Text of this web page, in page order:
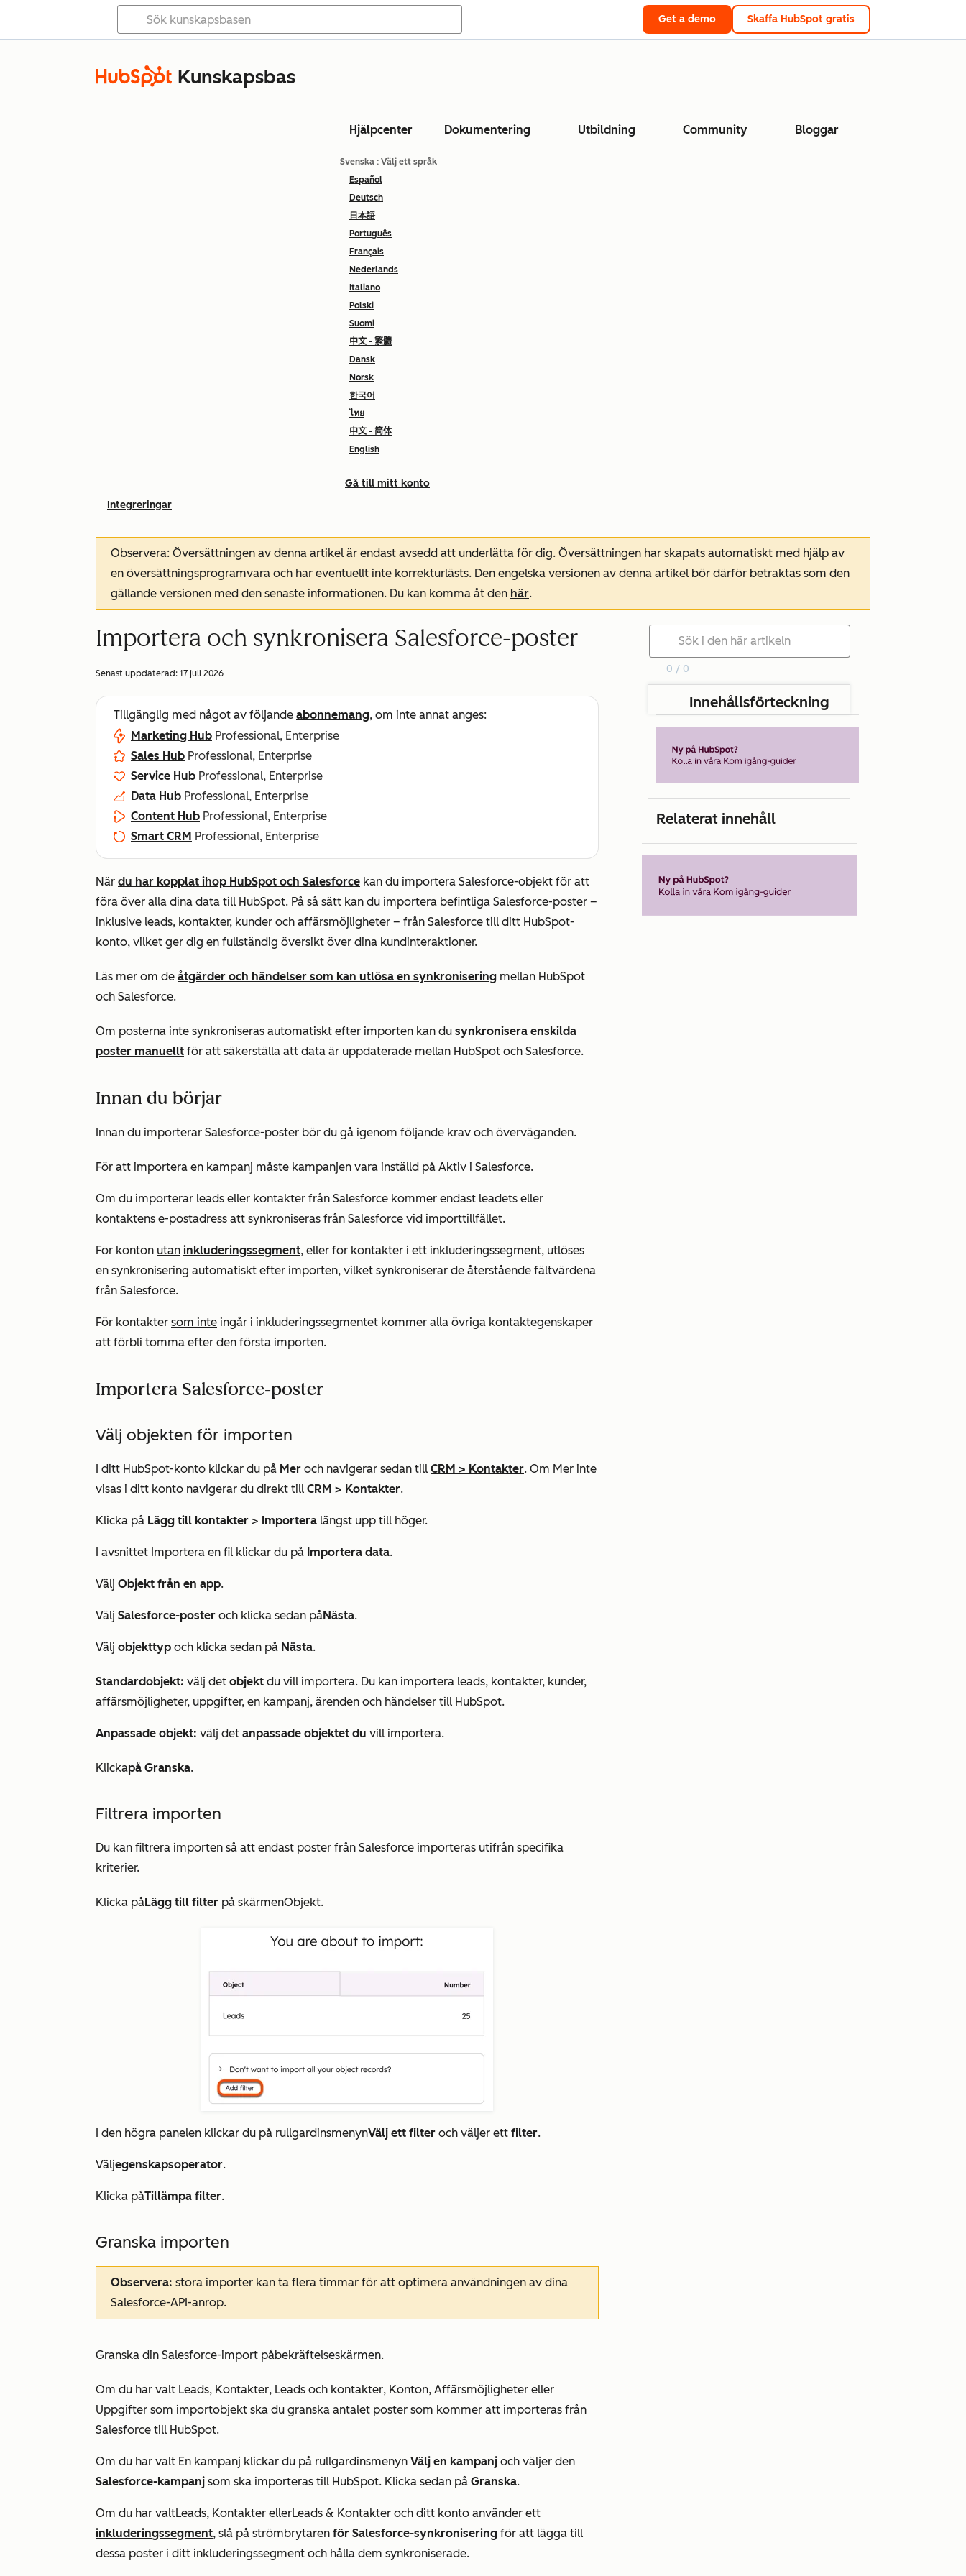
Get a demo Skaffa HubSpot gratis
Kunskapsbas
Hjälpcenter Dokumentering Utbildning Community Bloggar
Svenska : Välj ett språk
Español
Deutsch
日本語
Português
Français
Nederlands
Italiano
Polski
Suomi
中文 - 繁體
Dansk
Norsk
한국어
ไทย
中文 - 简体
English
Gå till mitt konto
Integreringar
Observera: Översättningen av denna artikel är endast avsedd att underlätta för dig. Översättningen har skapats automatiskt med hjälp av
en översättningsprogramvara och har eventuellt inte korrekturlästs. Den engelska versionen av denna artikel bör därför betraktas som den
gällande versionen med den senaste informationen. Du kan komma åt den här.
Importera och synkronisera Salesforce-poster
Senast uppdaterad: 17 juli 2026
Tillgänglig med något av följande abonnemang, om inte annat anges:
Marketing Hub Professional, Enterprise
Sales Hub Professional, Enterprise
Service Hub Professional, Enterprise
Data Hub Professional, Enterprise
Content Hub Professional, Enterprise
Smart CRM Professional, Enterprise
När du har kopplat ihop HubSpot och Salesforce kan du importera Salesforce-objekt för att
föra över alla dina data till HubSpot. På så sätt kan du importera befintliga Salesforce-poster –
inklusive leads, kontakter, kunder och affärsmöjligheter – från Salesforce till ditt HubSpot-
konto, vilket ger dig en fullständig översikt över dina kundinteraktioner.
Läs mer om de åtgärder och händelser som kan utlösa en synkronisering mellan HubSpot
och Salesforce.
Om posterna inte synkroniseras automatiskt efter importen kan du synkronisera enskilda
poster manuellt för att säkerställa att data är uppdaterade mellan HubSpot och Salesforce.
Innan du börjar
Innan du importerar Salesforce-poster bör du gå igenom följande krav och överväganden.
För att importera en kampanj måste kampanjen vara inställd på Aktiv i Salesforce.
Om du importerar leads eller kontakter från Salesforce kommer endast leadets eller
kontaktens e-postadress att synkroniseras från Salesforce vid importtillfället.
För konton utan inkluderingssegment, eller för kontakter i ett inkluderingssegment, utlöses
en synkronisering automatiskt efter importen, vilket synkroniserar de återstående fältvärdena
från Salesforce.
För kontakter som inte ingår i inkluderingssegmentet kommer alla övriga kontaktegenskaper
att förbli tomma efter den första importen.
Importera Salesforce-poster
Välj objekten för importen
I ditt HubSpot-konto klickar du på Mer och navigerar sedan till CRM > Kontakter. Om Mer inte
visas i ditt konto navigerar du direkt till CRM > Kontakter.
Klicka på Lägg till kontakter > Importera längst upp till höger.
I avsnittet Importera en fil klickar du på Importera data.
Välj Objekt från en app.
Välj Salesforce-poster och klicka sedan påNästa.
Välj objekttyp och klicka sedan på Nästa.
Standardobjekt: välj det objekt du vill importera. Du kan importera leads, kontakter, kunder,
affärsmöjligheter, uppgifter, en kampanj, ärenden och händelser till HubSpot.
Anpassade objekt: välj det anpassade objektet du vill importera.
Klickapå Granska.
Filtrera importen
Du kan filtrera importen så att endast poster från Salesforce importeras utifrån specifika
kriterier.
Klicka påLägg till filter på skärmenObjekt.
I den högra panelen klickar du på rullgardinsmenynVälj ett filter och väljer ett filter.
Väljegenskapsoperator.
Klicka påTillämpa filter.
Granska importen
Observera: stora importer kan ta flera timmar för att optimera användningen av dina
Salesforce-API-anrop.
Granska din Salesforce-import påbekräftelseskärmen.
Om du har valt Leads, Kontakter, Leads och kontakter, Konton, Affärsmöjligheter eller
Uppgifter som importobjekt ska du granska antalet poster som kommer att importeras från
Salesforce till HubSpot.
Om du har valt En kampanj klickar du på rullgardinsmenyn Välj en kampanj och väljer den
Salesforce-kampanj som ska importeras till HubSpot. Klicka sedan på Granska.
Om du har valtLeads, Kontakter ellerLeads & Kontakter och ditt konto använder ett
inkluderingssegment, slå på strömbrytaren för Salesforce-synkronisering för att lägga till
dessa poster i ditt inkluderingssegment och hålla dem synkroniserade.
0 / 0
Innehållsförteckning
Relaterat innehåll